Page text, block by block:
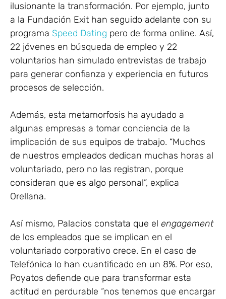
ilusionante la transformación. Por ejemplo, junto
a la Fundación Exit han seguido adelante con su
programa Speed Dating pero de forma online. Así,
22 jóvenes en búsqueda de empleo y 22
voluntarios han simulado entrevistas de trabajo
para generar confianza y experiencia en futuros
procesos de selección.
Además, esta metamorfosis ha ayudado a
algunas empresas a tomar conciencia de la
implicación de sus equipos de trabajo. “Muchos
de nuestros empleados dedican muchas horas al
voluntariado, pero no las registran, porque
consideran que es algo personal”, explica
Orellana.
Así mismo, Palacios constata que el engagement
de los empleados que se implican en el
voluntariado corporativo crece. En el caso de
Telefónica lo han cuantificado en un 8%. Por eso,
Poyatos defiende que para transformar esta
actitud en perdurable “nos tenemos que encargar